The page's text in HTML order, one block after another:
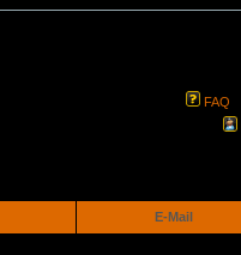
FAQ
E-Mail